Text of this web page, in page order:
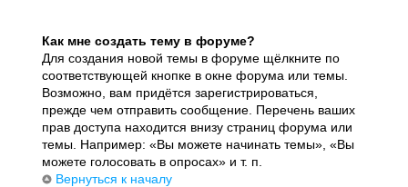
Как мне создать тему в форуме?
Для создания новой темы в форуме щёлкните по
соответствующей кнопке в окне форума или темы.
Возможно, вам придётся зарегистрироваться,
прежде чем отправить сообщение. Перечень ваших
прав доступа находится внизу страниц форума или
темы. Например: «Вы можете начинать темы», «Вы
можете голосовать в опросах» и т. п.
Вернуться к началу